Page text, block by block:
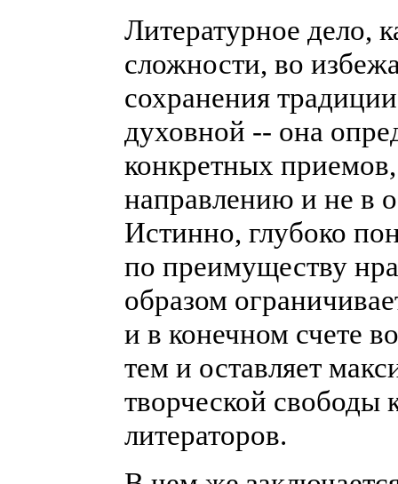
Литературное дело,
сложности, во
сохранения
духовной -- она
конкретных
направлению и не в
Истинно, глубоко
по преимуществу
образом
и в конечном счете
тем и оставляет
творческой
литераторов.